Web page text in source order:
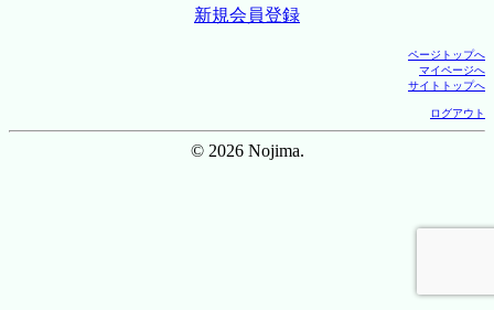
新規会員登録
ページトップへ
マイページへ
サイトトップへ
ログアウト
© 2026 Nojima.